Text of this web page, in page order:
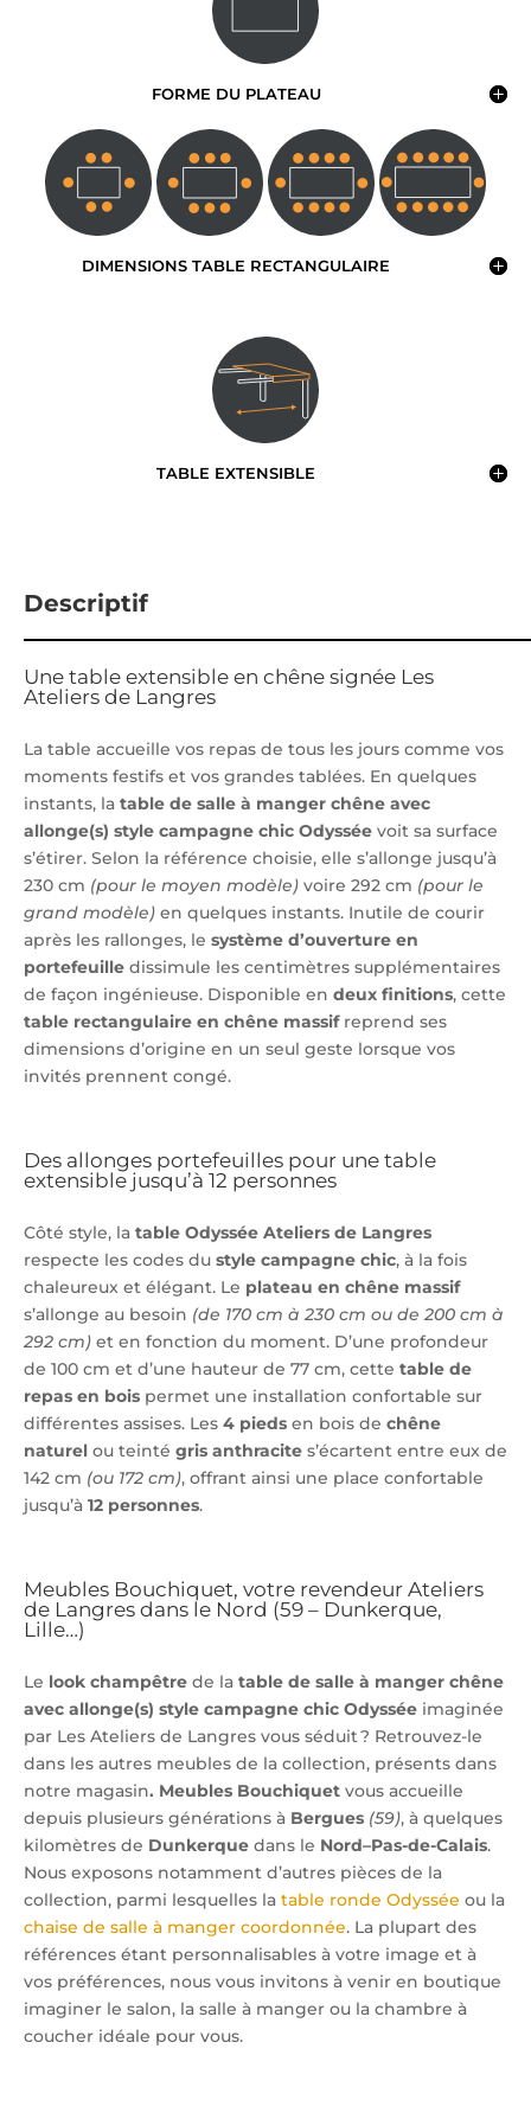
FORME DU PLATEAU
DIMENSIONS TABLE RECTANGULAIRE
TABLE EXTENSIBLE
Descriptif
Une table extensible en chêne signée Les
Ateliers de Langres
La table accueille vos repas de tous les jours comme vos
moments festifs et vos grandes tablées. En quelques
instants, la table de salle à manger chêne avec
allonge(s) style campagne chic Odyssée voit sa surface
s’étirer. Selon la référence choisie, elle s’allonge jusqu’à
230 cm (pour le moyen modèle) voire 292 cm (pour le
grand modèle) en quelques instants. Inutile de courir
après les rallonges, le système d’ouverture en
portefeuille dissimule les centimètres supplémentaires
de façon ingénieuse. Disponible en deux finitions, cette
table rectangulaire en chêne massifreprend ses
dimensions d’origine en un seul geste lorsque vos
invités prennent congé.
Des allonges portefeuilles pour une table
extensible jusqu’à 12 personnes
Côté style, la table Odyssée Ateliers de Langres
respecte les codes du style campagne chic, à la fois
chaleureux et élégant. Le plateau en chêne massif
s’allonge au besoin (de 170 cm à 230 cm ou de 200 cm à
292 cm) et en fonction du moment. D’une profondeur
de 100 cm et d’une hauteur de 77 cm, cette table de
repas en bois permet une installation confortable sur
différentes assises. Les 4 pieds en bois de chêne
naturel ou teinté gris anthracite s’écartent entre eux de
142 cm (ou 172 cm), offrant ainsi une place confortable
jusqu’à 12 personnes.
Meubles Bouchiquet, votre revendeur Ateliers
de Langres dans le Nord (59 – Dunkerque,
Lille…)
Le look champêtre de la table de salle à manger chêne
avec allonge(s) style campagne chic Odyssée imaginée
par Les Ateliers de Langres vous séduit ? Retrouvez-le
dans les autres meubles de la collection, présents dans
notre magasin. Meubles Bouchiquet vous accueille
depuis plusieurs générations à Bergues (59), à quelques
kilomètres de Dunkerque dans le Nord–Pas-de-Calais.
Nous exposons notamment d’autres pièces de la
collection, parmi lesquelles la table ronde Odyssée ou la
chaise de salle à manger coordonnée. La plupart des
références étant personnalisables à votre image et à
vos préférences, nous vous invitons à venir en boutique
imaginer le salon, la salle à manger ou la chambre à
coucher idéale pour vous.